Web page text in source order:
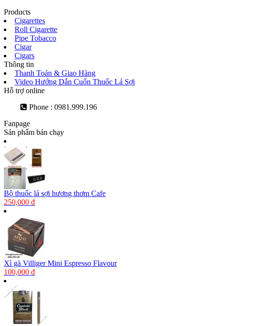
Products
Cigarettes
Roll Cigarette
Pipe Tobacco
Cigar
Cigars
Thông tin
Thanh Toán & Giao Hàng
Video Hướng Dẫn Cuốn Thuốc Lá Sợi
Hỗ trợ online
Phone : 0981.999.196
Fanpage
Sản phẩm bán chạy
Bộ thuốc lá sợi hương thơm Cafe
250,000 đ
Xì gà Villiger Mini Espresso Flavour
100,000 đ